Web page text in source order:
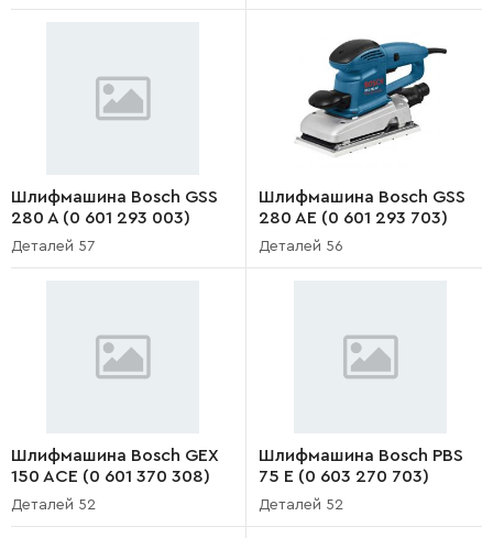
Шлифмашина Bosch GSS
280 A (0 601 293 003)
Деталей 57
Шлифмашина Bosch GSS
280 AE (0 601 293 703)
Деталей 56
Шлифмашина Bosch GEX
150 ACE (0 601 370 308)
Деталей 52
Шлифмашина Bosch PBS
75 E (0 603 270 703)
Деталей 52